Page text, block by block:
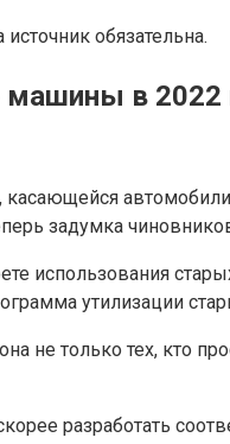
обязательна.
в 2022
задумка
использования
утилизации
не только тех, кто
разработать